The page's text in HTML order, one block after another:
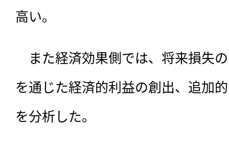
高い。
また経済効果側では、将来損失
を通じた経済的利益の創出、追加
を分析した。